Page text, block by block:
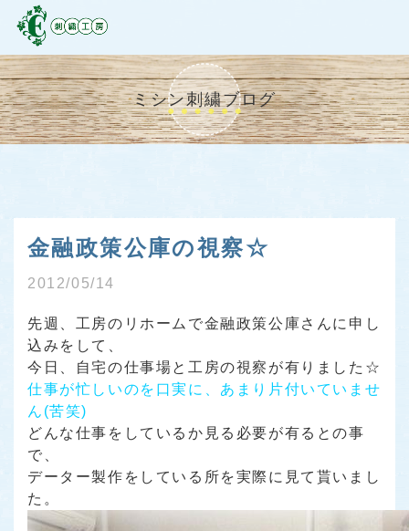
ミシン刺繍ブログ
金融政策公庫の視察☆
2012/05/14
先週、工房のリホームで金融政策公庫さんに申し
込みをして、
今日、自宅の仕事場と工房の視察が有りました☆
仕事が忙しいのを口実に、あまり片付いていませ
ん(苦笑)
どんな仕事をしているか見る必要が有るとの事
で、
データー製作をしている所を実際に見て貰いまし
た。